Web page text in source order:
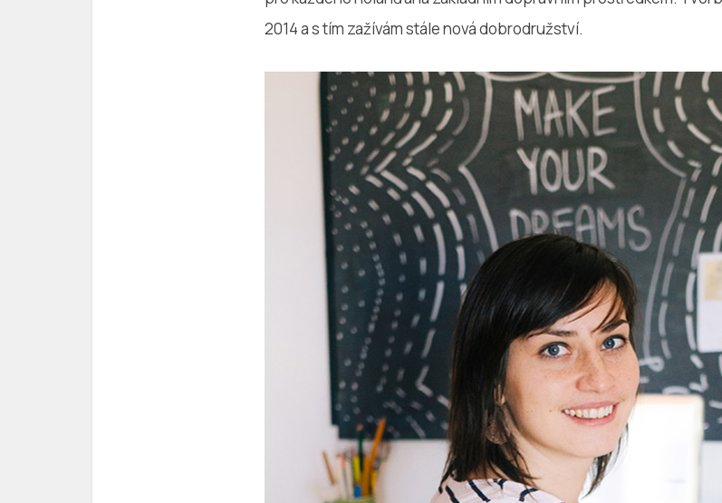
2014 a s tím zažívám stále nová dobrodružství.